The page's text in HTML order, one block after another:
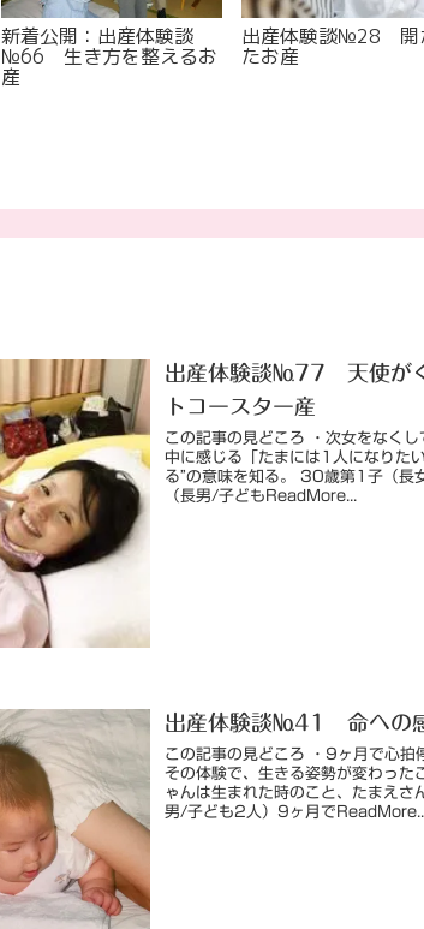
新着公開：出産体験談
№66 生き方を整えるお
産
出産体験談№28 開
たお産
出産体験談№77 天使が
トコースター産
この記事の見どころ ・次女をなく
中に感じる「たまには1人になりた
る”の意味を知る。 30歳第1子（
（長男/子どもReadMore...
出産体験談№41 命への
この記事の見どころ ・9ヶ月で心拍
その体験で、生きる姿勢が変わった
ゃんは生まれた時のこと、たまえ
男/子ども2人）9ヶ月で